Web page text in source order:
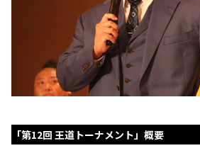
「第12回 王道トーナメント」概要